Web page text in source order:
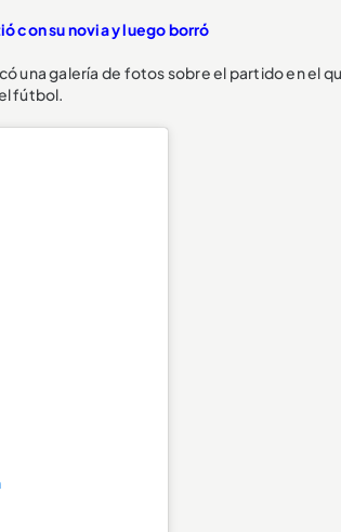
con su novia y luego borró
una galería de fotos sobre el partido en el
fútbol.